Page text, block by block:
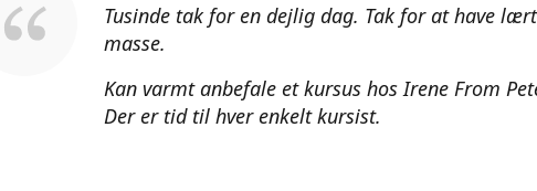
Tusinde tak for en dejlig dag. Tak for at have
masse.
Kan varmt anbefale et kursus hos Irene From
Der er tid til hver enkelt kursist.